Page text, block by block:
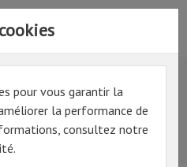
bénéficier de la remise de
vous pour bénéficier de la
de 15%)
pour vous garantir la
la performance de
consultez notre